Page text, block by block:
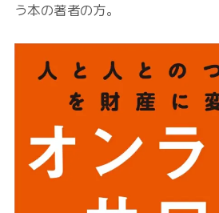
う本の著者の方。